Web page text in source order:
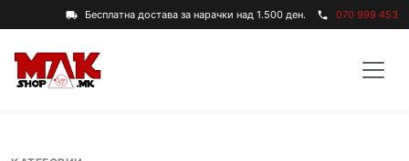
local_shipping Бесплатна достава за нарачки над 1.500 ден. phone 070 999 453